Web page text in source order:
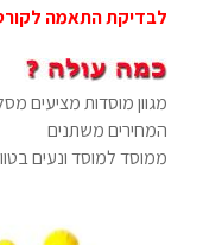
לבדיקת התאמה
מגוון מוסדות מציעים
המחירים משתנים
ממוסד למוסד ונעים בטווח בין 11000 ש"ח